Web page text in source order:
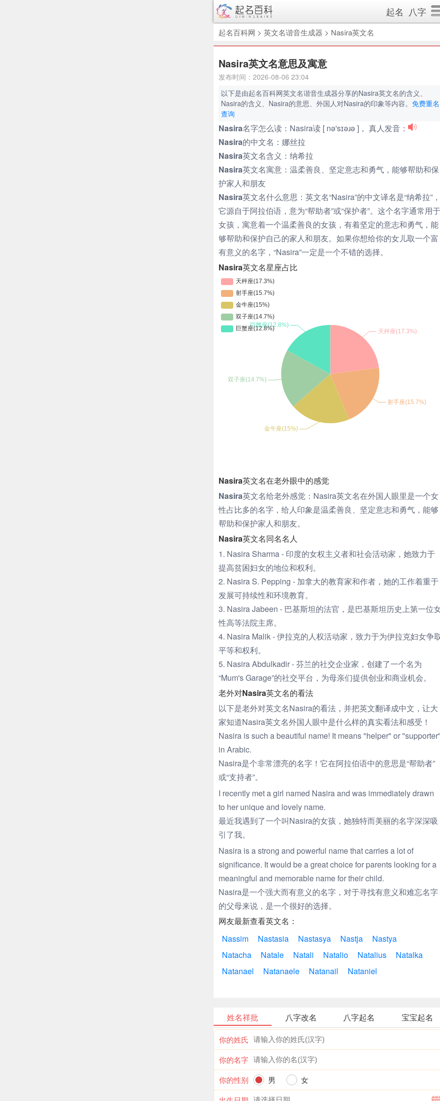
起名 八字
起名百科网 > 英文名谐音生成器 > Nasira英文名
Nasira英文名意思及寓意
发布时间：2026-08-06 23:04
以下是由起名百科网英文名谐音生成器分享的Nasira英文名的含义、
Nasira的含义、Nasira的意思、外国人对Nasira的印象等内容。 免费重名
查询
Nasira名字怎么读： Nasira读 [ nə'sɪəɹə ]， 真人发音：
Nasira的中文名： 娜丝拉
Nasira英文名含义： 纳希拉
Nasira英文名寓意： 温柔善良、坚定意志和勇气，能够帮助和保
护家人和朋友
Nasira英文名什么意思： 英文名“Nasira”的中文译名是“纳希拉”，
它源自于阿拉伯语，意为“帮助者”或“保护者”。这个名字通常用于
女孩，寓意着一个温柔善良的女孩，有着坚定的意志和勇气，能
够帮助和保护自己的家人和朋友。如果你想给你的女儿取一个富
有意义的名字，“Nasira”一定是一个不错的选择。
Nasira英文名星座占比
Nasira英文名在老外眼中的感觉
Nasira英文名给老外感觉： Nasira英文名在外国人眼里是一个女
性占比多的名字，给人印象是温柔善良、坚定意志和勇气，能够
帮助和保护家人和朋友。
Nasira英文名同名名人
1. Nasira Sharma - 印度的女权主义者和社会活动家，她致力于
提高贫困妇女的地位和权利。
2. Nasira S. Pepping - 加拿大的教育家和作者，她的工作着重于
发展可持续性和环境教育。
3. Nasira Jabeen - 巴基斯坦的法官，是巴基斯坦历史上第一位
性高等法院主席。
4. Nasira Malik - 伊拉克的人权活动家，致力于为伊拉克妇女争
平等和权利。
5. Nasira Abdulkadir - 芬兰的社交企业家，创建了一个名为
“Mum's Garage”的社交平台，为母亲们提供创业和商业机会。
老外对Nasira英文名的看法
以下是老外对英文名Nasira的看法，并把英文翻译成中文，让大
家知道Nasira英文名外国人眼中是什么样的真实看法和感受！
Nasira is such a beautiful name! It means "helper" or
in Arabic.
Nasira是个非常漂亮的名字！它在阿拉伯语中的意思是“帮助者”
或“支持者”。
I recently met a girl named Nasira and was immediately drawn
to her unique and lovely name.
最近我遇到了一个叫Nasira的女孩，她独特而美丽的名字深深吸
引了我。
Nasira is a strong and powerful name that carries a lot of
significance. It would be a great choice for parents looking for a
meaningful and memorable name for their child.
Nasira是一个强大而有意义的名字，对于寻找有意义和难忘名字
的父母来说，是一个很好的选择。
网友最新查看英文名：
Nassim
Nastasia Nastasya Nastja
Nastya
Natacha
Natale Natali Natalio Natalius
Natalka
Natanael
Natanaele Natanail Nataniel
姓名祥批 八字改名 八字起名 宝宝起名
你的姓氏
你的名字
你的性别
男
女